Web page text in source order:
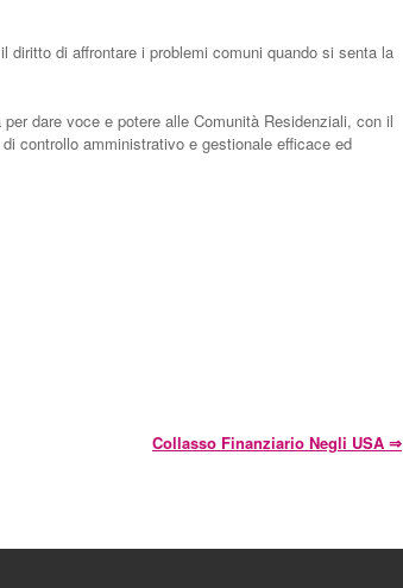
diritto di affrontare i problemi comuni quando si senta la
dare voce e potere alle Comunità Residenziali, con il
controllo amministrativo e gestionale efficace ed
Collasso Finanziario Negli USA ⇒